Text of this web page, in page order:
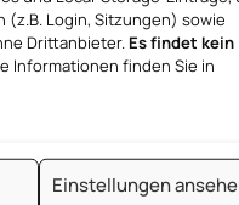
Login, Sitzungen) sowie
Drittanbieter. Es findet kein
Informationen finden Sie in
Einstellungen